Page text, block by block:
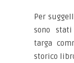
Per
sono
targa
storico